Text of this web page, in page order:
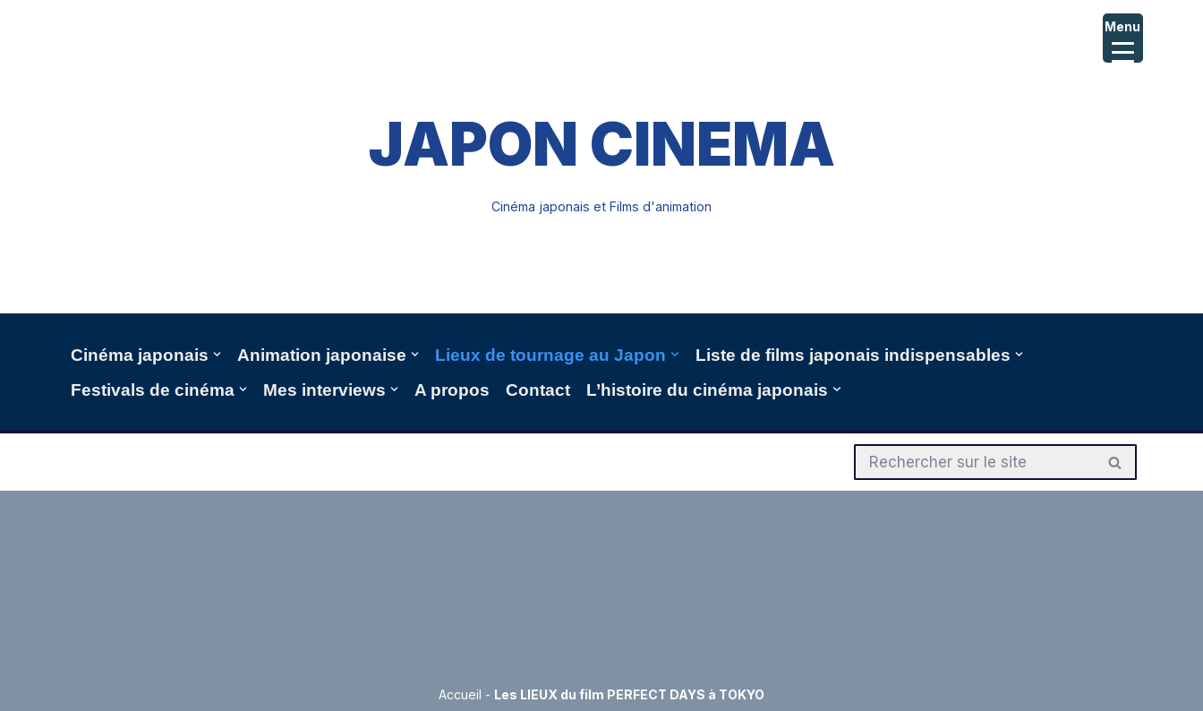
JAPON CINEMA
Cinéma japonais et Films d'animation
Cinéma japonais Animation japonaise Lieux de tournage au Japon
Liste de films japonais indispensables
Festivals de cinéma
Mes interviews A propos Contact L’histoire du cinéma japonais
Accueil - Les LIEUX du film PERFECT DAYS à TOKYO
Menu